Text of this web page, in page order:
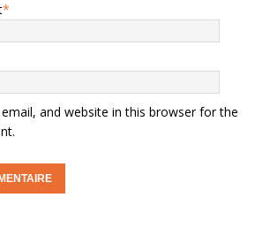
*
and website in this browser for the